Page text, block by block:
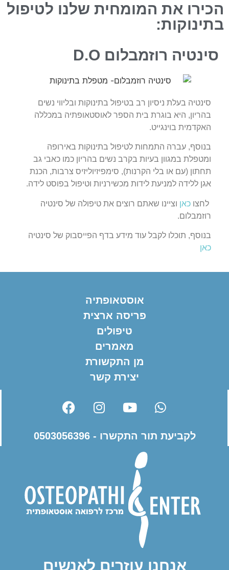
הכירו את המומחית שלנו לטיפול
בתינוקות:
סינטיה רוזמבלום D.O
סינטיה בעלת ניסיון רב בטיפול בתינוקות ובליווי נשים
בהריון, היא בוגרת בית הספר לאוסטאופתיה במכללה
האקדמית בוינגייט.
בנוסף, עברה התמחות לטיפול בתינוקות באירופה
ומטפלת במגוון בעיות בקרב נשים בהריון כמו כאבי גב
תחתון (עם או בלי הקרנות), סימפיזיוליזיס צרבות, הכנת
אגן ללידה למניעת לידות מכשירניות וטיפול בפוסט לידה.
לחצו כאן וציינו שאתם רוצים את טיפולה של סינטיה
רוזמבלום.
בנוסף, תוכלו לקבל עוד מידע בדף הפייסבוק של סינטיה
כאן
אוסטאופתיה
פריסה ארצית
טיפולים
מאמרים
מן התקשורת
יצירת קשר
לקביעת תור התקשרו - 0503056396
אנחנו עוזרים לאנשים